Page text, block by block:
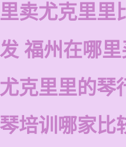
卖尤克里里
福州在哪
克里里的琴
培训哪家比